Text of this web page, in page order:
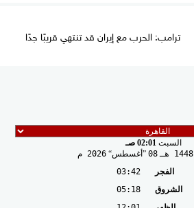
ترامب: الحرب مع إيران قد تنتهي قريبًا جدًا
السبت 02:01 صـ
1448 هـ 08 أغسطس 2026 م
الفجر
03:42
الشروق
05:18